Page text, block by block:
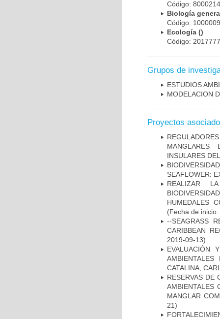
Código:
Biología
Código:
Ecología ()
Código:
Grupos de
ESTUDIOS
MODELACION
Proyectos
MANGLARES
INSULARES
SEAFLOWER:
REALIZAR
HUMEDALES
(Fecha de
--SEAGRASS
CARIBBEAN
2019-09-13)
EVALUACIÓN
CATALINA,
RESERVAS DE
AMBIENTALES
MANGLAR
21)